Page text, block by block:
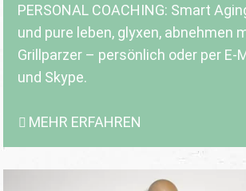
PERSONAL COACHING: Smart
und pure leben, glyxen, abnehmen
Grillparzer – persönlich oder per E-
und Skype.
MEHR ERFAHREN